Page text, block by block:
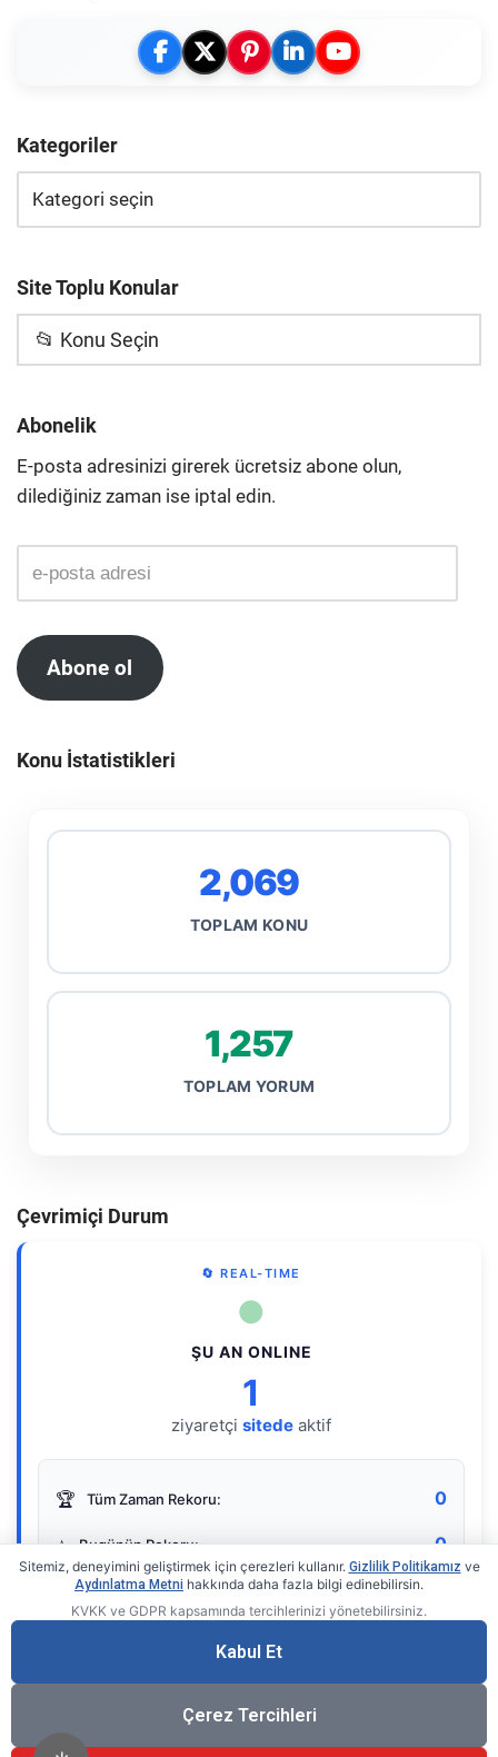
Kategoriler
Site Toplu Konular
📂 Konu Seçin
Abonelik
E-posta adresinizi girerek ücretsiz abone olun,
dilediğiniz zaman ise iptal edin.
Abone ol
Konu İstatistikleri
2,069
TOPLAM KONU
1,257
TOPLAM YORUM
Çevrimiçi Durum
🔄 REAL-TIME
●
ŞU AN ONLINE
1
ziyaretçi sitede aktif
🏆 Tüm Zaman Rekoru: 0
⭐ Bugünün Rekoru: 0
Gerçek zamanlı sayaç
Sitemiz, deneyimini geliştirmek için çerezleri kullanır. Gizlilik Politikamız ve
Aydınlatma Metni hakkında daha fazla bilgi edinebilirsin.
KVKK ve GDPR kapsamında tercihlerinizi yönetebilirsiniz.
Kabul Et
Çerez Tercihleri